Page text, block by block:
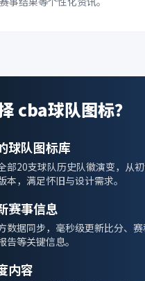
cba球队图标？
球队图标库
部20支球队历史队徽演变，从
本，满足怀旧与设计需求。
赛事信息
数据同步，毫秒级更新比分、赛
告等关键信息。
内容